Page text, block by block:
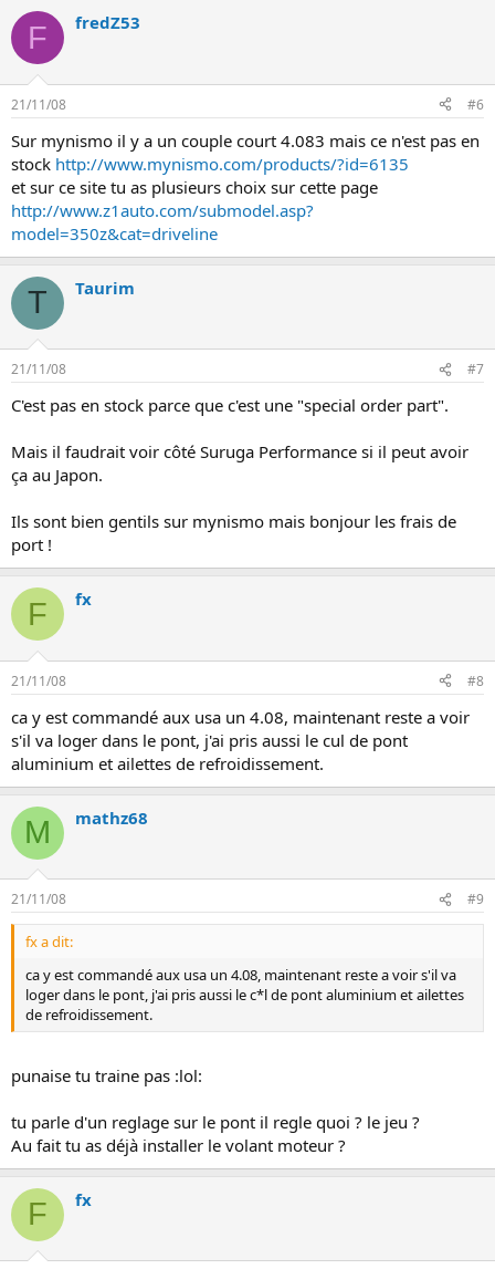
F fredZ53
21/11/08 #6
Sur mynismo il y a un couple court 4.083 mais ce n'est pas en
stock http://www.mynismo.com/products/?id=6135
et sur ce site tu as plusieurs choix sur cette page
http://www.z1auto.com/submodel.asp?
model=350z&cat=driveline
T Taurim
21/11/08 #7
C'est pas en stock parce que c'est une "special order part".
Mais il faudrait voir côté Suruga Performance si il peut avoir
ça au Japon.
Ils sont bien gentils sur mynismo mais bonjour les frais de
port !
F fx
21/11/08 #8
ca y est commandé aux usa un 4.08, maintenant reste a voir
s'il va loger dans le pont, j'ai pris aussi le cul de pont
aluminium et ailettes de refroidissement.
M mathz68
21/11/08 #9
fx a dit:
ca y est commandé aux usa un 4.08, maintenant reste a voir s'il va
loger dans le pont, j'ai pris aussi le c*l de pont aluminium et ailettes
de refroidissement.
punaise tu traine pas :lol:
tu parle d'un reglage sur le pont il regle quoi ? le jeu ?
Au fait tu as déjà installer le volant moteur ?
F fx